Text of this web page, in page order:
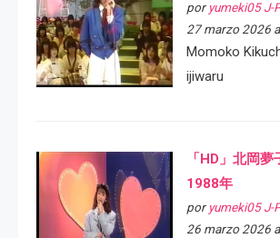
por yumeki05 J-
27 marzo 2026
Momoko
ijiwaru
「HD」北岡
1988年
por yumeki05 J-
26 marzo 2026